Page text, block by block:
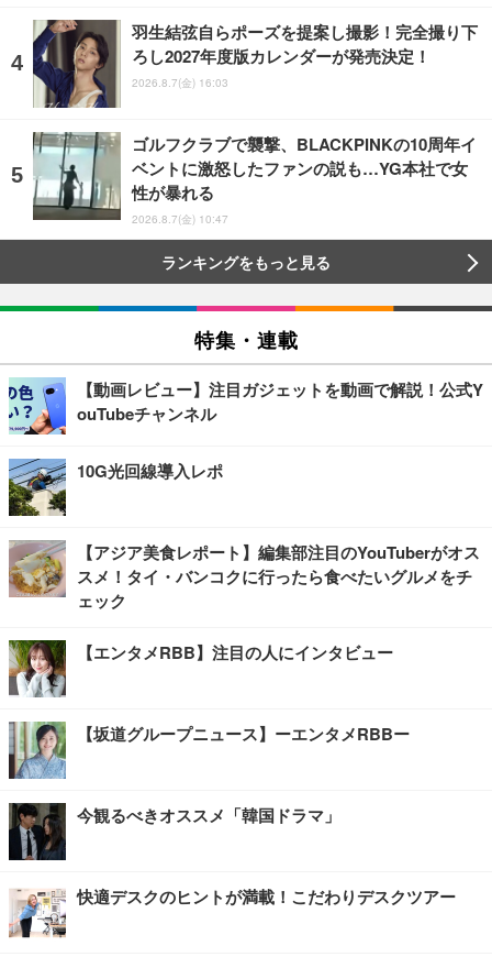
羽生結弦自らポーズを提案し撮影！完全撮り下
ろし2027年度版カレンダーが発売決定！
2026.8.7(金) 16:03
ゴルフクラブで襲撃、BLACKPINKの10周年イ
ベントに激怒したファンの説も…YG本社で女
性が暴れる
2026.8.7(金) 10:47
ランキングをもっと見る
特集・連載
【動画レビュー】注目ガジェットを動画で解説！公式Y
ouTubeチャンネル
10G光回線導入レポ
【アジア美食レポート】編集部注目のYouTuberがオス
スメ！タイ・バンコクに行ったら食べたいグルメをチ
ェック
【エンタメRBB】注目の人にインタビュー
【坂道グループニュース】ーエンタメRBBー
今観るべきオススメ「韓国ドラマ」
快適デスクのヒントが満載！こだわりデスクツアー